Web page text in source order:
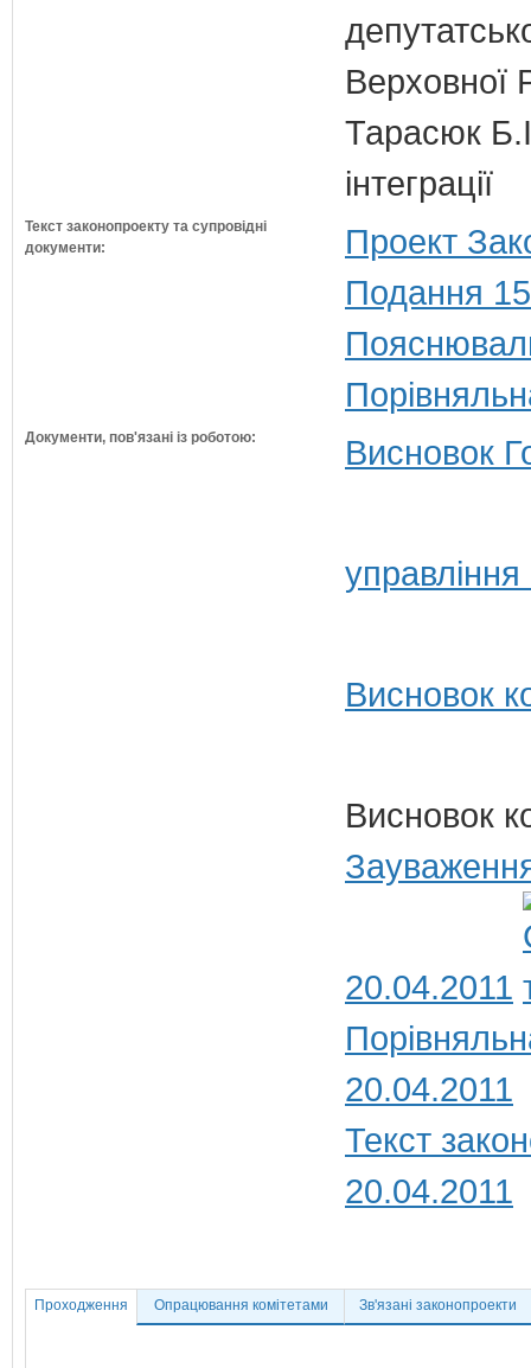
Верховної
Тарасюк
інтеграції
Текст законопроекту та супровідні
документи:
Проект
Подання
Документи, пов'язані із роботою: Висновок
Висновок
Висновок
20.04.2011
20.04.2011
Текст
20.04.2011
Проходження Опрацювання комітетами Зв'язані законопроекти